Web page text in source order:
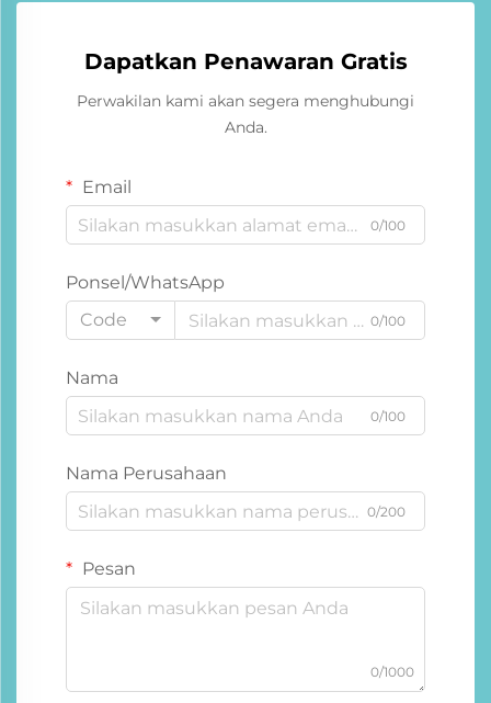
Dapatkan Penawaran Gratis
Perwakilan kami akan segera menghubungi
Anda.
Email
0/100
Ponsel/WhatsApp
Code
0/100
Nama
0/100
Nama Perusahaan
0/200
Pesan
0/1000